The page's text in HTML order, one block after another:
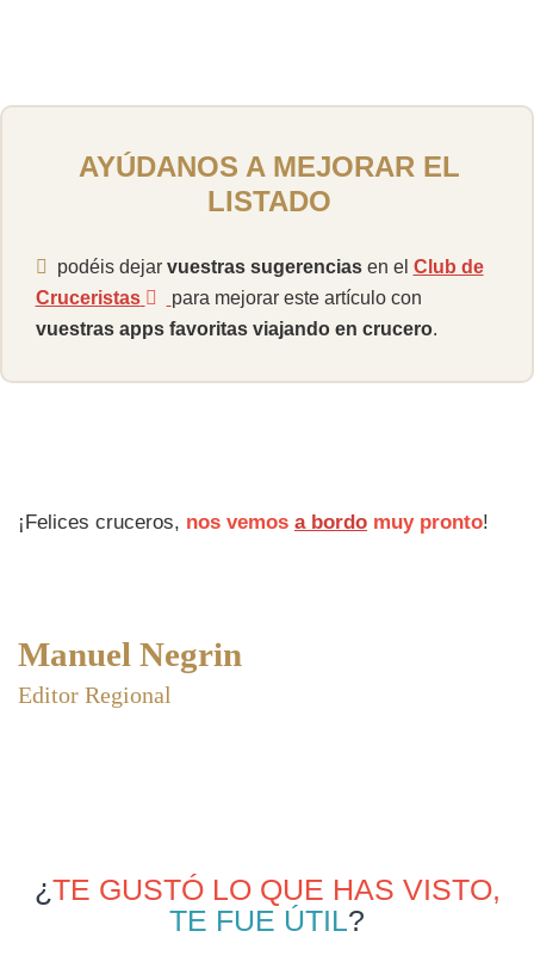
AYÚDANOS A MEJORAR EL
LISTADO
podéis dejar vuestras sugerenciasen el Club de
Cruceristas
para mejorar este artículo con
vuestras apps favoritas viajando en crucero.
¡Felices cruceros, nos vemos a bordo muy pronto!
Manuel Negrin
Editor Regional
¿TE GUSTÓ LO QUE HAS VISTO,
TE FUE ÚTIL?